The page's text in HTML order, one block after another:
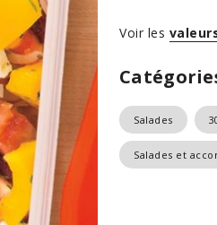
Voir les
Salades
Salades et